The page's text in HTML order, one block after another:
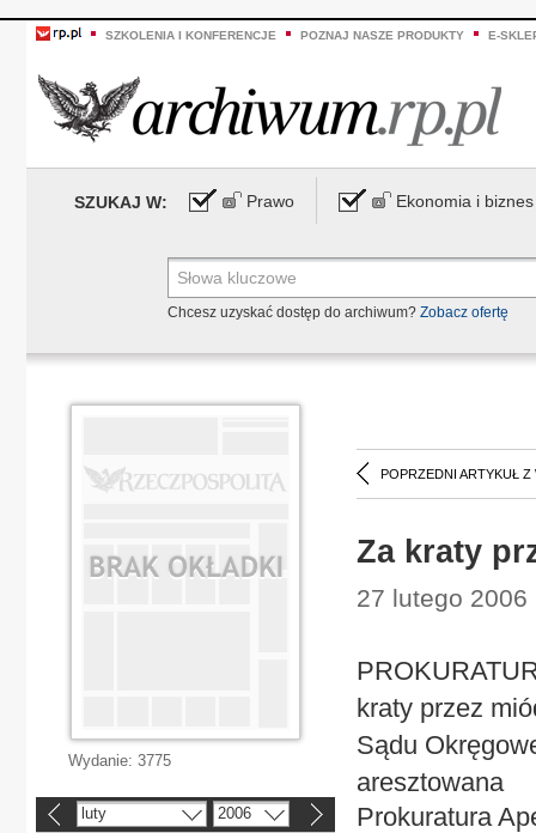
SZKOLENIA I KONFERENCJE POZNAJ NASZE PRODUKTY E-
SZUKAJ W: Prawo Ekonomia i biznes
Chcesz uzyskać dostęp do archiwum? Zobacz ofertę
POPRZEDNI ARTYKUŁ Z
Za kraty
27 lutego 2006
kraty przez
Sądu
aresztowana
Prokuratura
Wydanie: 3775
luty 2006